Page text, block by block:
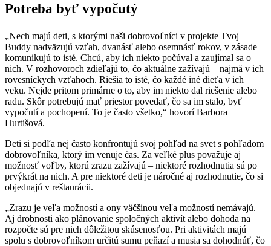
Potreba byť vypočutý
„Nech majú deti, s ktorými naši dobrovoľníci v projekte Tvoj
Buddy nadväzujú vzťah, dvanásť alebo osemnásť rokov, v zásade
komunikujú to isté. Chcú, aby ich niekto počúval a zaujímal sa o
nich. V rozhovoroch zdieľajú to, čo aktuálne zažívajú – najmä v ich
rovesníckych vzťahoch. Riešia to isté, čo každé iné dieťa v ich
veku. Nejde pritom primárne o to, aby im niekto dal riešenie alebo
radu. Skôr potrebujú mať priestor povedať, čo sa im stalo, byť
vypočutí a pochopení. To je často všetko,“ hovorí Barbora
Hurtišová.
Deti si podľa nej často konfrontujú svoj pohľad na svet s pohľadom
dobrovoľníka, ktorý im venuje čas. Za veľké plus považuje aj
možnosť voľby, ktorú zrazu zažívajú – niektoré rozhodnutia sú po
prvýkrát na nich. A pre niektoré deti je náročné aj rozhodnutie, čo si
objednajú v reštaurácii.
„Zrazu je veľa možností a ony väčšinou veľa možností nemávajú.
Aj drobnosti ako plánovanie spoločných aktivít alebo dohoda na
rozpočte sú pre nich dôležitou skúsenosťou. Pri aktivitách majú
spolu s dobrovoľníkom určitú sumu peňazí a musia sa dohodnúť, čo